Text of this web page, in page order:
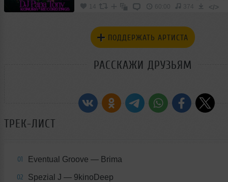
60:00 374 </>
ПОДДЕРЖАТЬ АРТИСТА
РАССКАЖИ ДРУЗЬЯМ
ТРЕК-ЛИСТ
01 Eventual Groove — Brima
02 Spezial J — 9kinoDeep